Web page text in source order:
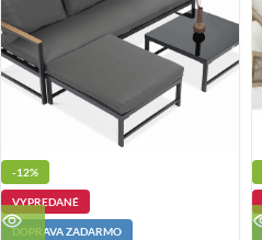
-12%
VYPREDANÉ
DOPRAVA ZADARMO